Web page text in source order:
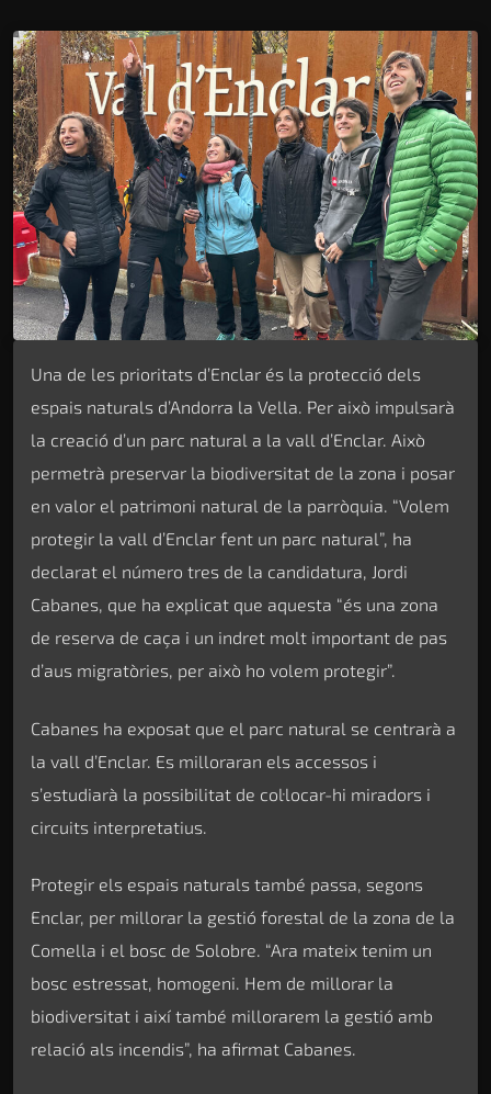
Una de les prioritats d’Enclar és la protecció dels
espais naturals d’Andorra la Vella. Per això impulsarà
la creació d’un parc natural a la vall d’Enclar. Això
permetrà preservar la biodiversitat de la zona i posar
en valor el patrimoni natural de la parròquia. “Volem
protegir la vall d’Enclar fent un parc natural”, ha
declarat el número tres de la candidatura, Jordi
Cabanes, que ha explicat que aquesta “és una zona
de reserva de caça i un indret molt important de pas
d’aus migratòries, per això ho volem protegir”.
Cabanes ha exposat que el parc natural se centrarà a
la vall d’Enclar. Es milloraran els accessos i
s’estudiarà la possibilitat de col·locar-hi miradors i
circuits interpretatius.
Protegir els espais naturals també passa, segons
Enclar, per millorar la gestió forestal de la zona de la
Comella i el bosc de Solobre. “Ara mateix tenim un
bosc estressat, homogeni. Hem de millorar la
biodiversitat i així també millorarem la gestió amb
relació als incendis”, ha afirmat Cabanes.